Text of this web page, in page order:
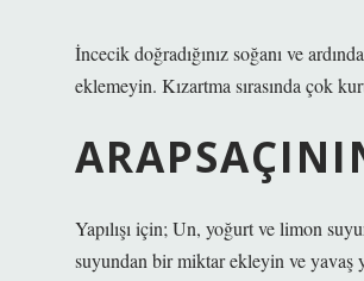
İncecik doğradığınız soğanı ve
eklemeyin. Kızartma sırasında çok
Yapılışı için; Un, yoğurt ve limon
suyundan bir miktar ekleyin ve yavaş